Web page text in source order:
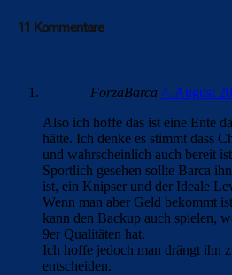
11 Kommentare
ForzaBarca 4. August
Also ich hoffe das ist eine Ente
hätte. Ich denke es stimmt dass
und wahrscheinlich auch bereit
Sportlich gesehen sollte Barca
ist, ein Knipser und der Ideale
Wenn man aber Geld bekommt
kann den Backup auch spielen,
9er Qualitäten hat.
Ich hoffe jedoch man drängt ihn
entscheiden.